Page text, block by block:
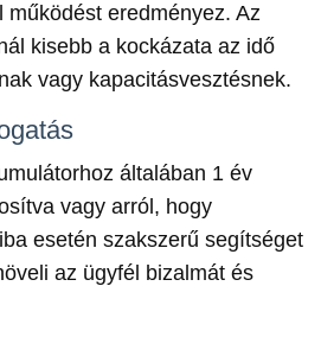
működést eredményez. Az
kisebb a kockázata az idő
vagy kapacitásvesztésnek.
általában 1 év
vagy arról, hogy
esetén szakszerű segítséget
az ügyfél bizalmát és